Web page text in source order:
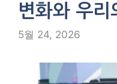
플의 최신 AI …